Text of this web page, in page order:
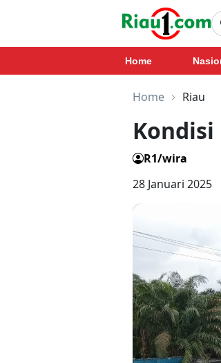
Home
Home Riau
R1/wira
28 Januari 2025